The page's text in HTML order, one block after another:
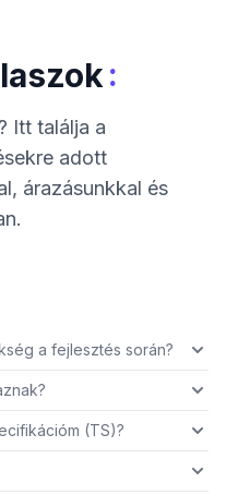
:
Itt találja a
adott
árazásunkkal és
a fejlesztés során?
(TS)?